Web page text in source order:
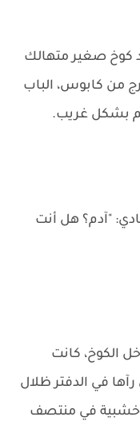
كوخ صغير متهالك
من كابوس، الباب
بشكل غريب.
"آدم؟ هل أنت
الكوخ، كانت
رآها في الدفتر ظلال
خشبية في منتصف